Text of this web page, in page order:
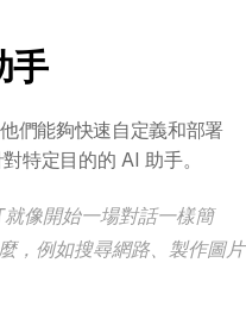
手
們能夠快速自定義和部署
特定目的的 AI 助手。
像開始一場對話一樣簡
，例如搜尋網路、製作圖片